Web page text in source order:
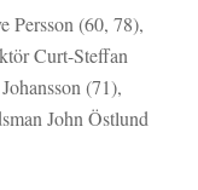
Persson (60, 78),
Curt-Steffan
(71),
John Östlund